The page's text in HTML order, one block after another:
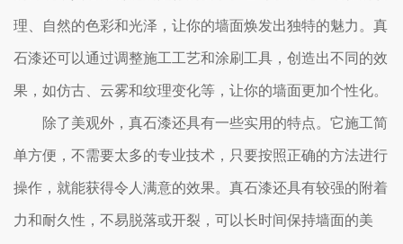
理、自然的色彩和光泽，让你的墙面焕发出独特的魅力。真
石漆还可以通过调整施工工艺和涂刷工具，创造出不同的效
果，如仿古、云雾和纹理变化等，让你的墙面更加个性化。
除了美观外，真石漆还具有一些实用的特点。它施工简
单方便，不需要太多的专业技术，只要按照正确的方法进行
操作，就能获得令人满意的效果。真石漆还具有较强的附着
力和耐久性，不易脱落或开裂，可以长时间保持墙面的美